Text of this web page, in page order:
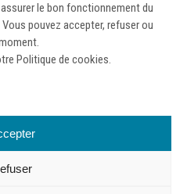
le bon fonctionnement du
pouvez accepter, refuser ou
Politique de cookies.